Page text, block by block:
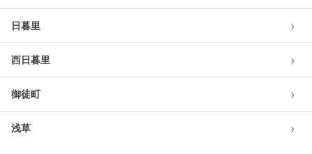
日暮里 ›
西日暮里 ›
御徒町 ›
浅草 ›